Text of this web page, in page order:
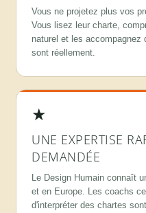
Vous ne projetez plus vos
Vous lisez leur charte,
naturel et les accompagnez
sont réellement.
★
UNE EXPERTISE
DEMANDÉE
Le Design Humain connaît
et en Europe. Les coachs
d'interpréter des chartes